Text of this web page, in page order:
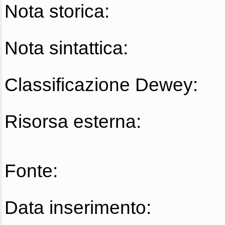
Nota storica:
Nota sintattica:
Classificazione Dewey:
Risorsa esterna:
Fonte:
Data inserimento: